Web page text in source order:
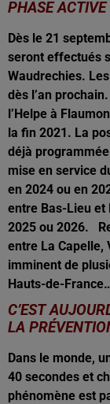
PHASE ACTIVE
Dès le 21
seront effectués
Waudrechies.
dès l’an
l’Helpe à
la fin 2021. La
déjà
mise en service
en 2024 ou en
entre Bas-Lieu
2025 ou 2026.
entre La Capelle,
imminent de
Hauts-de-France
C’EST
LA
Dans le monde,
40 secondes et
phénomène est